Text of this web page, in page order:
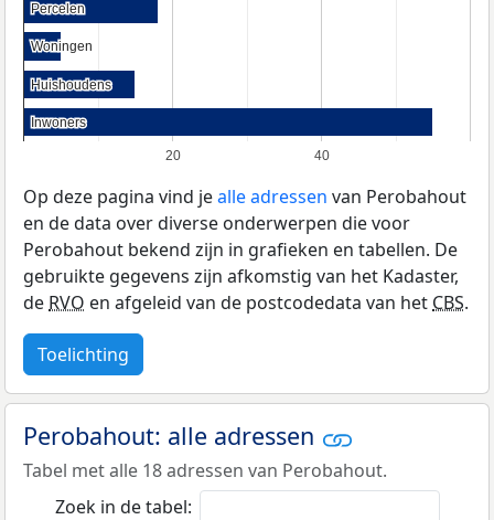
20 40
Percelen
Percelen
Woningen
Woningen
Huishoudens
Huishoudens
Inwoners
Inwoners
Op deze pagina vind jealle adressen van Perobahout
en de data over diverse onderwerpen die voor
Perobahout bekend zijn in grafieken en tabellen. De
gebruikte gegevens zijn afkomstig van het Kadaster,
deRVO en afgeleid van de postcodedata van hetCBS.
Toelichting
Perobahout: alle adressen
Tabel met alle 18 adressen van Perobahout.
Zoek in de tabel: